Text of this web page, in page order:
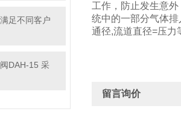
足不同客户
DAH-15 采
工作，防止发生意
统中的一部分气体
通径,流道直径=压力
留言询价